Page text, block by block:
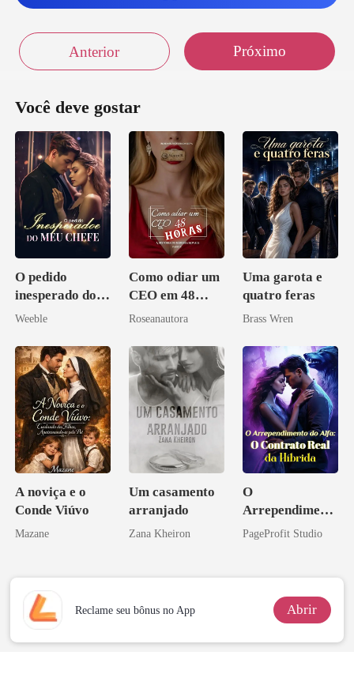
Anterior Próximo
Você deve gostar
O pedido
inesperado do
meu chefe
Weeble
Como odiar um
CEO em 48
horas
Roseanautora
Uma garota e
quatro feras
Brass Wren
A noviça e o
Conde Viúvo
Mazane
Um casamento
arranjado
Zana Kheiron
O
Arrependiment
o do Alfa: O
PageProfit Studio
Reclame seu bônus no App Abrir